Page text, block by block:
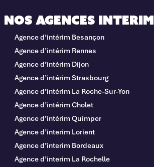
Nos agences interim
Agence d’intérim Besançon
Agence d’intérim Rennes
Agence d’intérim Dijon
Agence d’intérim Strasbourg
Agence d’intérim La Roche-Sur-Yon
Agence d’intérim Cholet
Agence d’intérim Quimper
Agence d’interim Lorient
Agence d’interim Bordeaux
Agence d’interim La Rochelle